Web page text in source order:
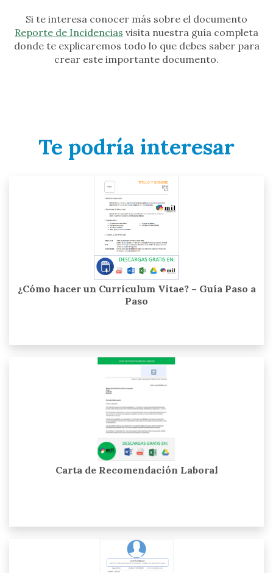
Si te interesa conocer más sobre el documento
Reporte de Incidencias visita nuestra guía completa
donde te explicaremos todo lo que debes saber para
crear este importante documento.
Te podría interesar
¿Cómo hacer un Currículum Vitae? – Guía Paso a
Paso
Carta de Recomendación Laboral